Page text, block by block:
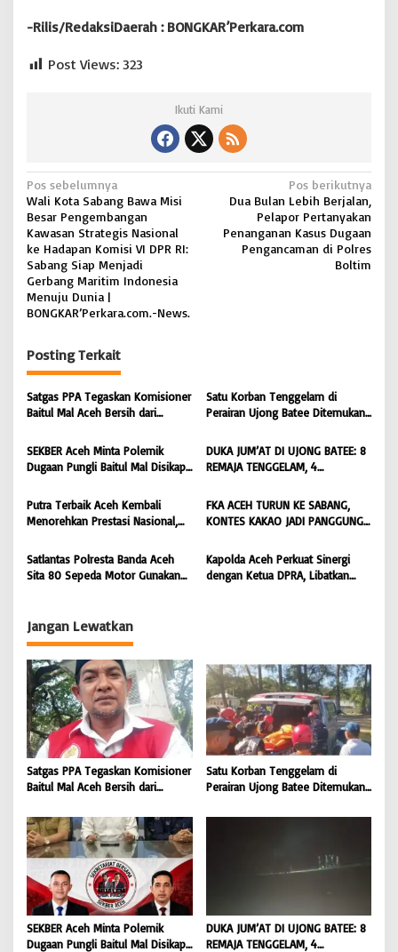
.
N
-Rilis/RedaksiDaerah : BONGKAR’Perkara.com
Post Views: 323
Ikuti Kami
N
a
v
i
g
a
i
p
o
Pos sebelumnya
Wali Kota Sabang Bawa Misi
Besar Pengembangan
Kawasan Strategis Nasional
ke Hadapan Komisi VI DPR RI:
Sabang Siap Menjadi
Gerbang Maritim Indonesia
Menuju Dunia |
BONGKAR’Perkara.com.-News.
Pos berikutnya
Dua Bulan Lebih Berjalan,
Pelapor Pertanyakan
Penanganan Kasus Dugaan
Pengancaman di Polres
Boltim
Posting Terkait
Satgas PPA Tegaskan Komisioner
Baitul Mal Aceh Bersih dari
Masyarakat Diminta Hentikan
Penyebaran Hoaks | BONGKAR
‘Perkara.com
Satu Korban Tenggelam di
Perairan Ujong Batee Ditemukan,
Pencarian Satu Korban Lain |
BONGKAR ‘Perkara.com
SEKBER Aceh Minta Polemik
Dugaan Pungli Baitul Mal Disikapi
Hukum terhadap Oknum |
BONGKAR ‘Perkara.com
DUKA JUM’AT DI UJONG BATEE: 8
REMAJA TENGGELAM, 4
DICARI | BONGKAR ‘Perkara.com
Putra Terbaik Aceh Kembali
Menorehkan Prestasi Nasional,
Dipromosikan Menjadi
Koordinator JAM Pidum
Kejaksaan Agung RI |
FKA ACEH TURUN KE SABANG,
KONTES KAKAO JADI PANGGUNG
| BONGKAR ‘Perkara.com
Satlantas Polresta Banda Aceh
Sita 80 Sepeda Motor Gunakan
Kapolda Aceh Perkuat Sinergi
dengan Ketua DPRA, Libatkan
Jangan Lewatkan
Satgas PPA Tegaskan Komisioner
Baitul Mal Aceh Bersih dari
Masyarakat Diminta Hentikan
Penyebaran Hoaks | BONGKAR
‘Perkara.com
Satu Korban Tenggelam di
Perairan Ujong Batee Ditemukan,
Pencarian Satu Korban Lain |
SEKBER Aceh Minta Polemik
Dugaan Pungli Baitul Mal Disikapi
DUKA JUM’AT DI UJONG BATEE: 8
REMAJA TENGGELAM, 4